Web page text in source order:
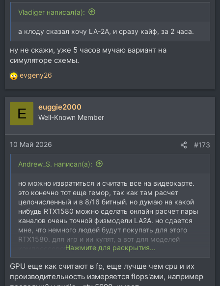
Vladiger написал(а):
а клоду сказал хочу LA-2A, и сразу кайф, за 2 часа.
ну не скажи, уже 5 часов мучаю вариант на
симуляторе схемы.
Р
е
а
и
и
:
evgeny26
E euggie2000
Well-Known Member
10 Май 2026 #173
Andrew_S. написал(а):
но можно извратиться и считать все на видеокарте.
это конечно тот еще гемор, так как там расчет
целочисленный и в 8/16 битный. но думаю на какой
нибудь RTX1580 можно сделать онлайн расчет пары
каналов очень точной физмодели LA2A. но сдается
мне, что немного людей будут покупать для этого
RTX1580. для игр и ии купят, а вот для моделей
компрессоров - врядли.Нажмите для раскрытия...
GPU еще как считают в fp, еще лучше чем cpu и их
производительность измеряется flops'ами, например